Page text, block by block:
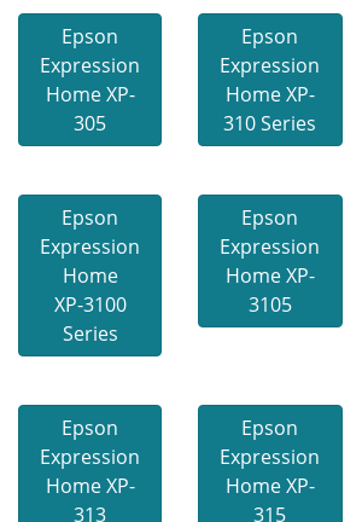
Epson
Expression
Home XP-
305
Epson
Expression
Home XP-
310 Series
Epson
Expression
Home
XP-3100
Series
Epson
Expression
Home XP-
3105
Epson
Expression
Home XP-
313
Epson
Expression
Home XP-
315